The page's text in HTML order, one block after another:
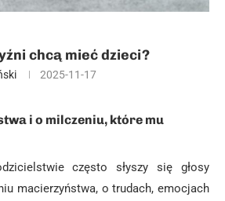
chcą mieć dzieci?
2025-11-17
i o milczeniu, które mu
często słyszy się głosy
macierzyństwa, o trudach, emocjach